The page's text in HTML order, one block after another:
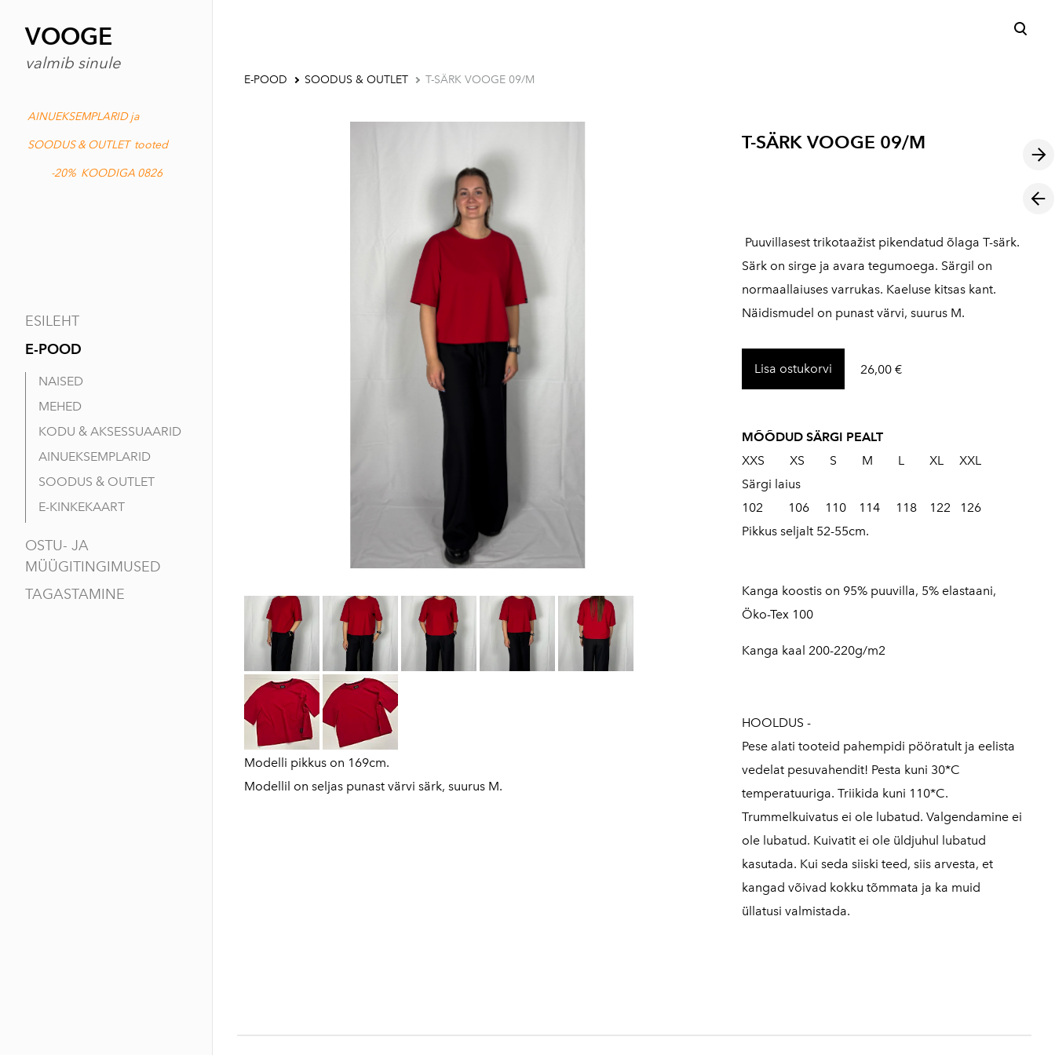
VOOGE
valmib sinule
AINUEKSEMPLARID ja
SOODUS & OUTLET tooted
-20% KOODIGA 0826
ESILEHT
E-POOD
NAISED
MEHED
KODU & AKSESSUAARID
AINUEKSEMPLARID
SOODUS & OUTLET
E-KINKEKAART
OSTU- JA
MÜÜGITINGIMUSED
TAGASTAMINE
E-POOD SOODUS & OUTLET T-SÄRK VOOGE 09/M
Modelli pikkus on 169cm.
Modellil on seljas punast värvi särk, suurus M.
T-SÄRK VOOGE 09/M
Puuvillasest trikotaažist pikendatud õlaga T-särk.
Särk on sirge ja avara tegumoega. Särgil on
normaallaiuses varrukas. Kaeluse kitsas kant.
Näidismudel on punast värvi, suurus M.
Lisa ostukorvi 26,00 €
MÕÕDUD SÄRGI PEALT
XXS XS S M L XL XXL
Särgi laius
102 106 110 114 118 122 126
Pikkus seljalt 52-55cm.
Kanga koostis on 95% puuvilla, 5% elastaani,
Öko-Tex 100
Kanga kaal 200-220g/m2
HOOLDUS -
Pese alati tooteid pahempidi pööratult ja eelista
vedelat pesuvahendit! Pesta kuni 30*C
temperatuuriga. Triikida kuni 110*C.
Trummelkuivatus ei ole lubatud. Valgendamine ei
ole lubatud. Kuivatit ei ole üldjuhul lubatud
kasutada. Kui seda siiski teed, siis arvesta, et
kangad võivad kokku tõmmata ja ka muid
üllatusi valmistada.